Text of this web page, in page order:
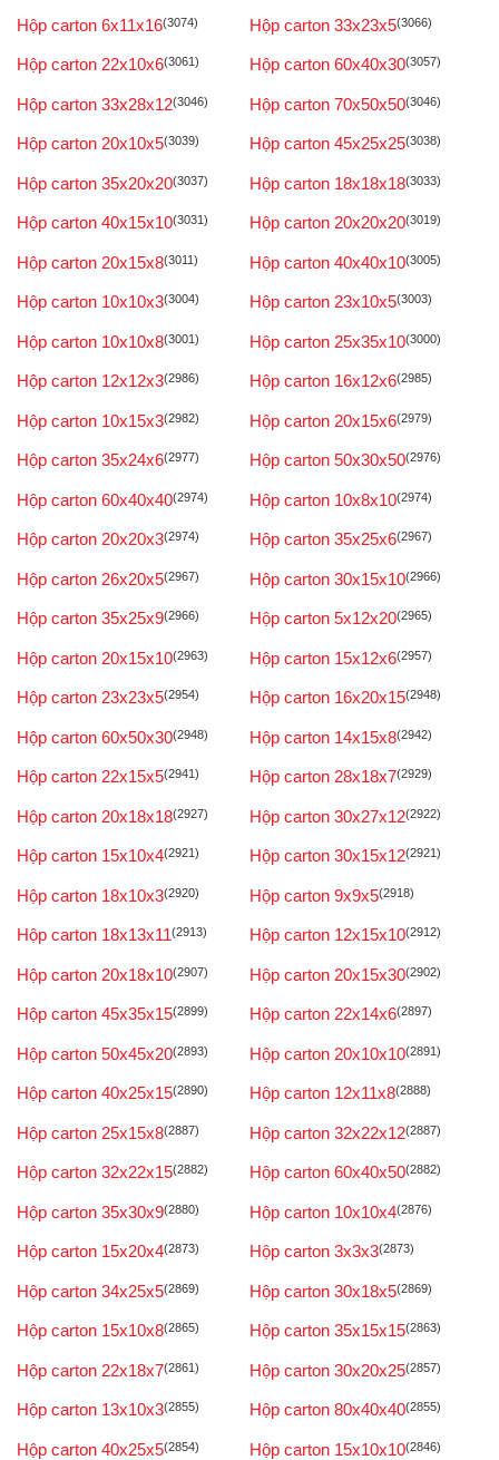
Hộp carton 6x11x16(3074) Hộp carton 33x23x5(3066)
Hộp carton 22x10x6(3061) Hộp carton 60x40x30(3057)
Hộp carton 33x28x12(3046) Hộp carton 70x50x50(3046)
Hộp carton 20x10x5(3039) Hộp carton 45x25x25(3038)
Hộp carton 35x20x20(3037) Hộp carton 18x18x18(3033)
Hộp carton 40x15x10(3031) Hộp carton 20x20x20(3019)
Hộp carton 20x15x8(3011) Hộp carton 40x40x10(3005)
Hộp carton 10x10x3(3004) Hộp carton 23x10x5(3003)
Hộp carton 10x10x8(3001) Hộp carton 25x35x10(3000)
Hộp carton 12x12x3(2986) Hộp carton 16x12x6(2985)
Hộp carton 10x15x3(2982) Hộp carton 20x15x6(2979)
Hộp carton 35x24x6(2977) Hộp carton 50x30x50(2976)
Hộp carton 60x40x40(2974) Hộp carton 10x8x10(2974)
Hộp carton 20x20x3(2974) Hộp carton 35x25x6(2967)
Hộp carton 26x20x5(2967) Hộp carton 30x15x10(2966)
Hộp carton 35x25x9(2966) Hộp carton 5x12x20(2965)
Hộp carton 20x15x10(2963) Hộp carton 15x12x6(2957)
Hộp carton 23x23x5(2954) Hộp carton 16x20x15(2948)
Hộp carton 60x50x30(2948) Hộp carton 14x15x8(2942)
Hộp carton 22x15x5(2941) Hộp carton 28x18x7(2929)
Hộp carton 20x18x18(2927) Hộp carton 30x27x12(2922)
Hộp carton 15x10x4(2921) Hộp carton 30x15x12(2921)
Hộp carton 18x10x3(2920) Hộp carton 9x9x5(2918)
Hộp carton 18x13x11(2913) Hộp carton 12x15x10(2912)
Hộp carton 20x18x10(2907) Hộp carton 20x15x30(2902)
Hộp carton 45x35x15(2899) Hộp carton 22x14x6(2897)
Hộp carton 50x45x20(2893) Hộp carton 20x10x10(2891)
Hộp carton 40x25x15(2890) Hộp carton 12x11x8(2888)
Hộp carton 25x15x8(2887) Hộp carton 32x22x12(2887)
Hộp carton 32x22x15(2882) Hộp carton 60x40x50(2882)
Hộp carton 35x30x9(2880) Hộp carton 10x10x4(2876)
Hộp carton 15x20x4(2873) Hộp carton 3x3x3(2873)
Hộp carton 34x25x5(2869) Hộp carton 30x18x5(2869)
Hộp carton 15x10x8(2865) Hộp carton 35x15x15(2863)
Hộp carton 22x18x7(2861) Hộp carton 30x20x25(2857)
Hộp carton 13x10x3(2855) Hộp carton 80x40x40(2855)
Hộp carton 40x25x5(2854) Hộp carton 15x10x10(2846)